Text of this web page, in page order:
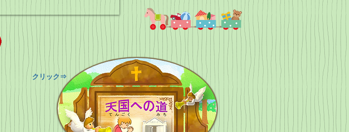
​クリック⇒